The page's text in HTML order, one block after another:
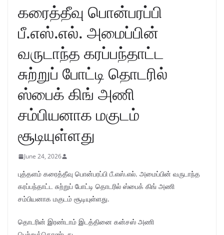
கரைத்தீவு பொன்பரப்பி
பீ.எஸ்.எல். அமைப்பின்
வருடாந்த கரப்பந்தாட்ட
சுற்றுப் போட்டி தொடரில்
ஸ்பைக் கிங் அணி
சம்பியனாக மகுடம்
சூடியுள்ளது
June 24, 2026
புத்தளம் கரைத்தீவு பொன்பரப்பி பீ.எஸ்.எல். அமைப்பின் வருடாந்த
கரப்பந்தாட்ட சுற்றுப் போட்டி தொடரில் ஸ்பைக் கிங் அணி
சம்பியனாக மகுடம் சூடியுள்ளது.
தொடரின் இரண்டாம் இடத்தினை கன்சஸ் அணி